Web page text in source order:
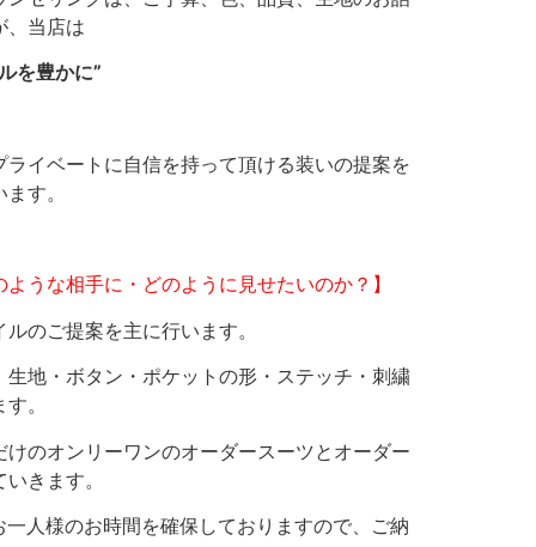
、当店は
を豊かに”
イベートに自信を持って頂ける装いの提案を
す。
ような相手に・どのように見せたいのか？】
のご提案を主に行います。
地・ボタン・ポケットの形・ステッチ・刺繍
。
のオンリーワンのオーダースーツとオーダー
きます。
人様のお時間を確保しておりますので、ご納